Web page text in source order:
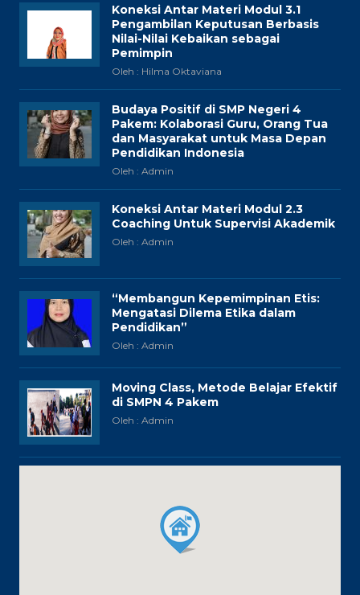
Koneksi Antar Materi Modul 3.1
Pengambilan Keputusan Berbasis
Nilai-Nilai Kebaikan sebagai
Pemimpin
Oleh : Hilma Oktaviana
Budaya Positif di SMP Negeri 4
Pakem: Kolaborasi Guru, Orang Tua
dan Masyarakat untuk Masa Depan
Pendidikan Indonesia
Oleh : Admin
Koneksi Antar Materi Modul 2.3
Coaching Untuk Supervisi Akademik
Oleh : Admin
“Membangun Kepemimpinan Etis:
Mengatasi Dilema Etika dalam
Pendidikan”
Oleh : Admin
Moving Class, Metode Belajar Efektif
di SMPN 4 Pakem
Oleh : Admin